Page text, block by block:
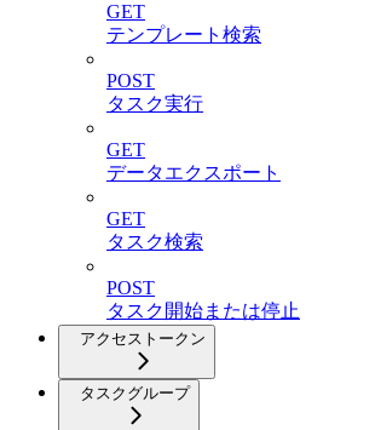
GET
テンプレート検索
POST
タスク実行
GET
データエクスポート
GET
タスク検索
POST
タスク開始または停止
アクセストークン
タスクグループ